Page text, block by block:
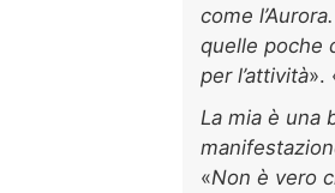
come
quelle poche
per l’attività».
La mia è una
«Non è vero